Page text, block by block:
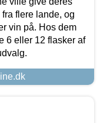
flere lande, og
vin på. Hos dem
6 eller 12 flasker af